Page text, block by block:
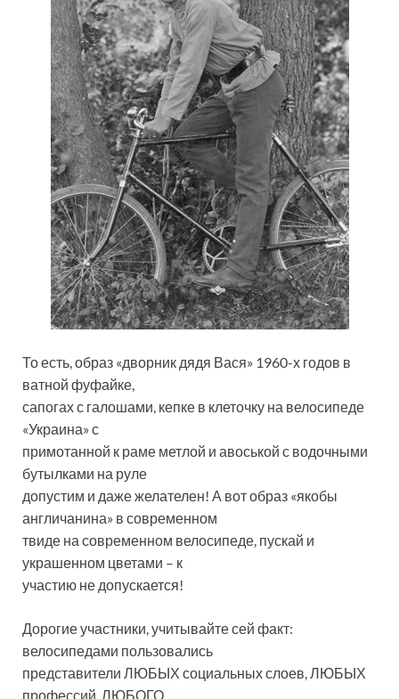
То есть, образ «дворник дядя Вася» 1960-х годов в
ватной фуфайке,
сапогах с галошами, кепке в клеточку на велосипеде
«Украина» с
примотанной к раме метлой и авоськой с водочными
бутылками на руле
допустим и даже желателен! А вот образ «якобы
англичанина» в современном
твиде на современном велосипеде, пускай и
украшенном цветами – к
участию не допускается!
Дорогие участники, учитывайте сей факт:
велосипедами пользовались
представители ЛЮБЫХ социальных слоев, ЛЮБЫХ
профессий, ЛЮБОГО